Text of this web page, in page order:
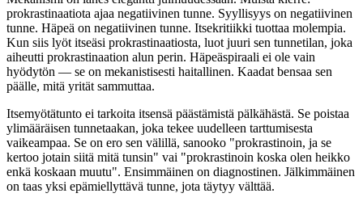
prokrastinaatiota ajaa negatiivinen tunne. Syyllisyys on negatiivinen
tunne. Häpeä on negatiivinen tunne. Itsekritiikki tuottaa molempia.
Kun siis lyöt itseäsi prokrastinaatiosta, luot juuri sen tunnetilan, joka
aiheutti prokrastinaation alun perin. Häpeäspiraali ei ole vain
hyödytön — se on mekanistisesti haitallinen. Kaadat bensaa sen
päälle, mitä yrität sammuttaa.
Itsemyötätunto ei tarkoita itsensä päästämistä pälkähästä. Se poistaa
ylimääräisen tunnetaakan, joka tekee uudelleen tarttumisesta
vaikeampaa. Se on ero sen välillä, sanooko "prokrastinoin, ja se
kertoo jotain siitä mitä tunsin" vai "prokrastinoin koska olen heikko
enkä koskaan muutu". Ensimmäinen on diagnostinen. Jälkimmäinen
on taas yksi epämiellyttävä tunne, jota täytyy välttää.